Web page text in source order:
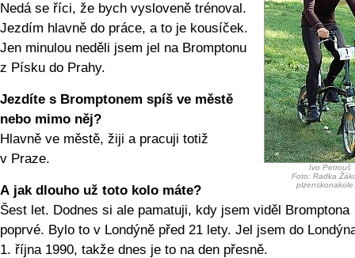
Ivo Petrouš
Foto: Radka
Nedá se říci, že bych vysloveně trénoval.
Jezdím hlavně do práce, a to je kousíček.
Jen minulou neděli jsem jel na Bromptonu
z Písku do Prahy.
Jezdíte s Bromptonem spíš ve městě
nebo mimo něj?
Hlavně ve městě, žiji a pracuji totiž
v Praze.
A jak dlouho už toto kolo máte?
Šest let. Dodnes si ale pamatuji, kdy jsem viděl Bromptona
poprvé. Bylo to v Londýně před 21 lety. Jel jsem do
1. října 1990, takže dnes je to na den přesně.